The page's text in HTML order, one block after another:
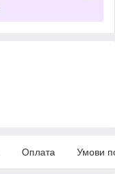
Оплата Умови